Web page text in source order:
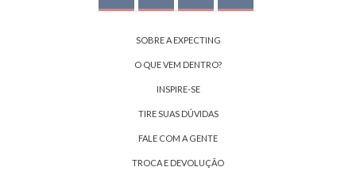
SOBRE A EXPECTING
O QUE VEM DENTRO?
INSPIRE-SE
TIRE SUAS DÚVIDAS
FALE COM A GENTE
TROCA E DEVOLUÇÃO